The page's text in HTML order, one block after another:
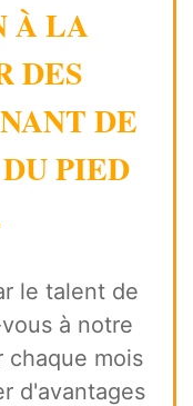
À LA
DES
DE
PIED
le talent de
à notre
chaque mois
d'avantages